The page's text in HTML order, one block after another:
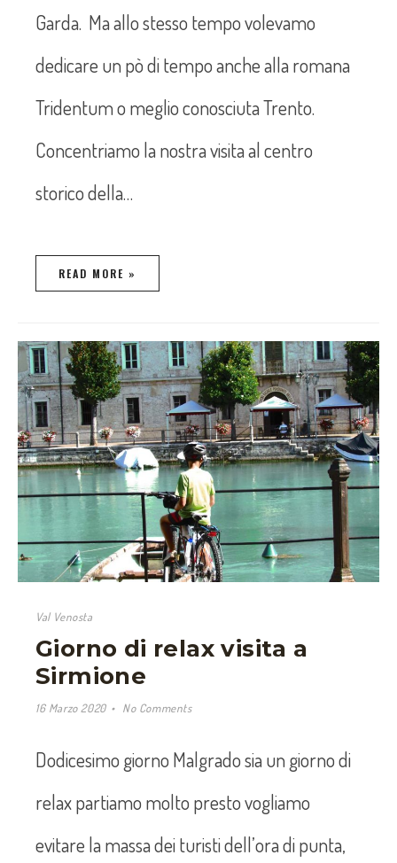
Garda. Ma allo stesso tempo volevamo
dedicare un pò di tempo anche alla romana
Tridentum o meglio conosciuta Trento.
Concentriamo la nostra visita al centro
storico della…
READ MORE »
Val Venosta
Giorno di relax visita a
Sirmione
16 Marzo 2020 No Comments
Dodicesimo giorno Malgrado sia un giorno di
relax partiamo molto presto vogliamo
evitare la massa dei turisti dell’ora di punta,